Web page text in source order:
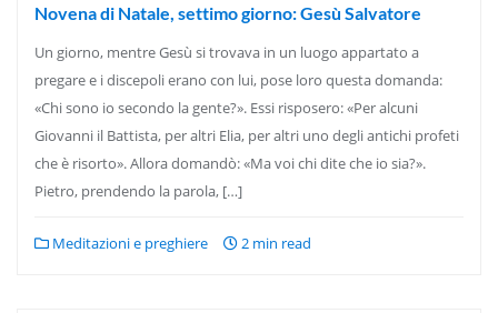
Novena di Natale, settimo giorno: Gesù Salvatore
Un giorno, mentre Gesù si trovava in un luogo appartato a
pregare e i discepoli erano con lui, pose loro questa domanda:
«Chi sono io secondo la gente?». Essi risposero: «Per alcuni
Giovanni il Battista, per altri Elia, per altri uno degli antichi profeti
che è risorto». Allora domandò: «Ma voi chi dite che io sia?».
Pietro, prendendo la parola, […]
Meditazioni e preghiere 2 min read